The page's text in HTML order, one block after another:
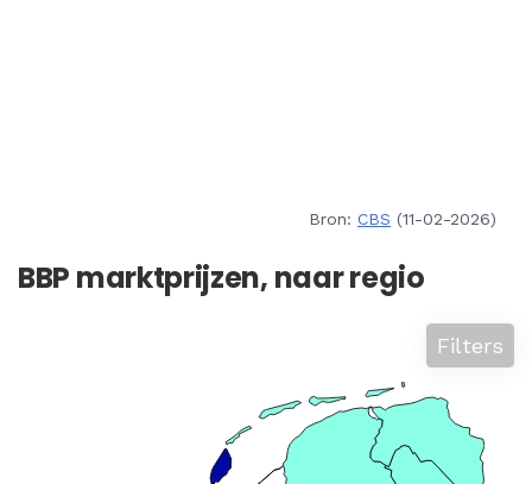
Bron: CBS (11-02-2026)
BBP marktprijzen, naar regio
Filters